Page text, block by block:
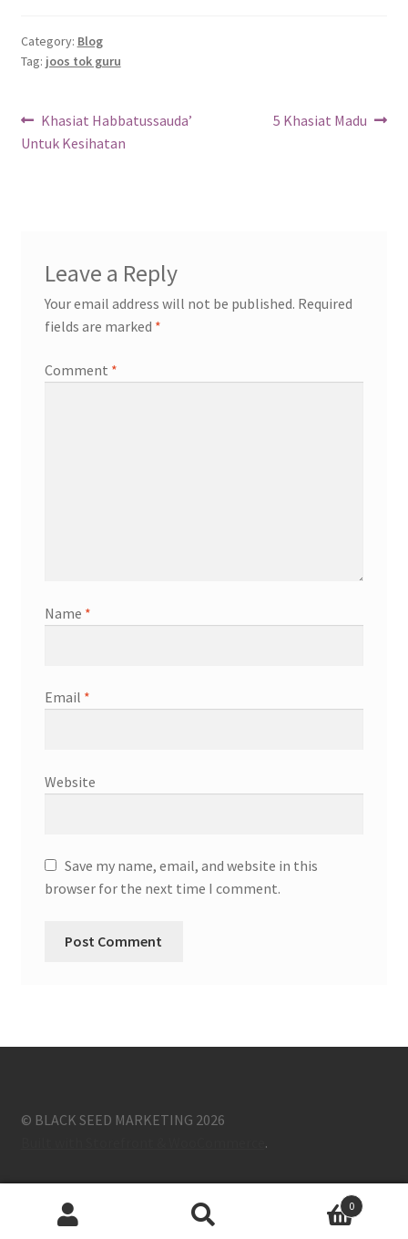
Category: Blog
Tag: joos tok guru
Khasiat Habbatussauda’
Untuk Kesihatan
5 Khasiat Madu
Leave a Reply
Your email address will not be published. Required
fields are marked *
Comment *
Name *
Email *
Website
Save my name, email, and website in this
browser for the next time I comment.
© BLACK SEED MARKETING 2026
.
0